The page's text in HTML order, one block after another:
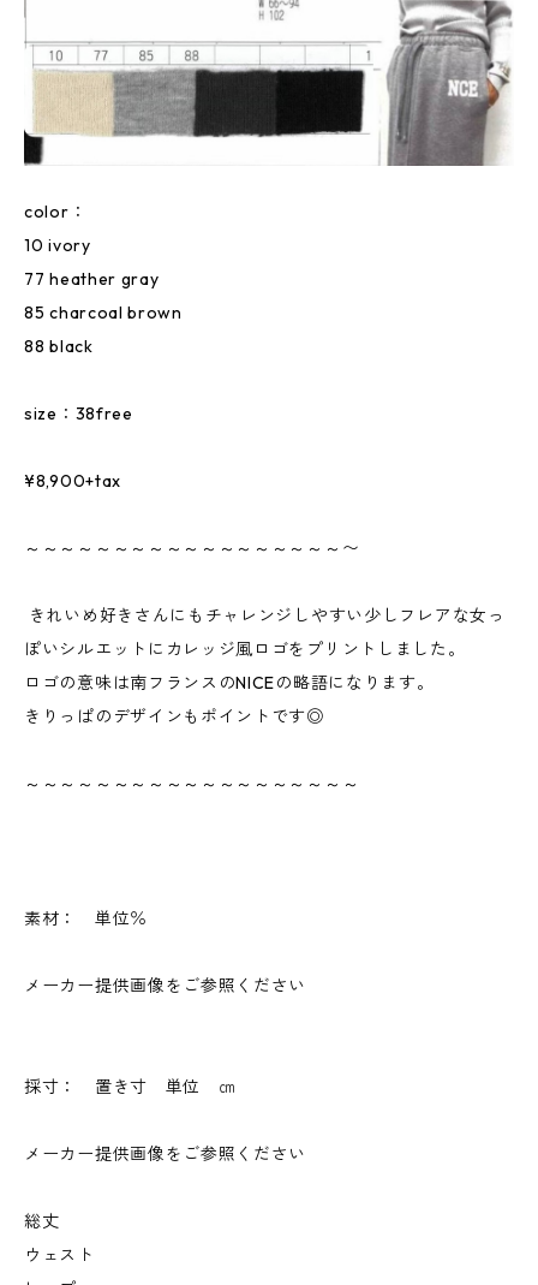
color：
10 ivory
77 heather gray
85 charcoal brown
88 black
size：38free
¥8,900+tax
～～～～～～～～～～～～～～～～～～〜
きれいめ好きさんにもチャレンジしやすい少しフレアな女っ
ぽいシルエットにカレッジ風ロゴをプリントしました。
ロゴの意味は南フランスのNICEの略語になります。
きりっぱのデザインもポイントです◎
～～～～～～～～～～～～～～～～～～～
素材： 単位％
メーカー提供画像をご参照ください
採寸： 置き寸 単位 ㎝
メーカー提供画像をご参照ください
総丈
ウェスト